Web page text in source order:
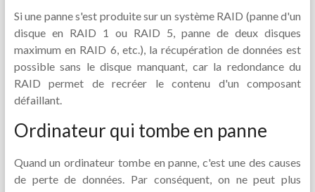
Si une panne s'est produite sur un système RAID (panne d'un
disque en RAID 1 ou RAID 5, panne de deux disques
maximum en RAID 6, etc.), la récupération de données est
possible sans le disque manquant, car la redondance du
RAID permet de recréer le contenu d'un composant
défaillant.
Ordinateur qui tombe en panne
Quand un ordinateur tombe en panne, c'est une des causes
de perte de données. Par conséquent, on ne peut plus